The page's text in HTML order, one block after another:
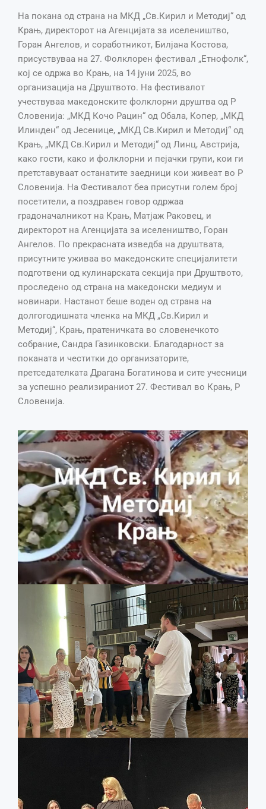
На покана од страна на МКД „Св.Кирил и Методиј“ од
Крањ, директорот на Агенцијата за иселеништво,
Горан Ангелов, и соработникот, Билјана Костова,
присуствуваа на 27. Фолклорен фестивал „Етнофолк“,
кој се одржа во Крањ, на 14 јуни 2025, во
организација на Друштвото. На фестивалот
учествуваа македонските фолклорни друштва од Р
Словенија: „МКД Кочо Рацин“ од Обала, Копер, „МКД
Илинден“ од Јесенице, „МКД Св.Кирил и Методиј“ од
Крањ, „МКД Св.Кирил и Методиј“ од Линц, Австрија,
како гости, како и фолклорни и пејачки групи, кои ги
претставуваат останатите заедници кои живеат во Р
Словенија. На Фестивалот беа присутни голем број
посетители, а поздравен говор одржаа
градоначалникот на Крањ, Матјаж Раковец, и
директорот на Агенцијата за иселеништво, Горан
Ангелов. По прекрасната изведба на друштвата,
присутните уживаа во македонските специјалитети
подготвени од кулинарската секција при Друштвото,
проследено од страна на македонски медиум и
новинари. Настанот беше воден од страна на
долгогодишната членка на МКД „Св.Кирил и
Методиј“, Крањ, пратеничката во словенечкото
собрание, Сандра Газинковски. Благодарност за
поканата и честитки до организаторите,
претседателката Драгана Богатинова и сите учесници
за успешно реализираниот 27. Фестивал во Крањ, Р
Словенија.